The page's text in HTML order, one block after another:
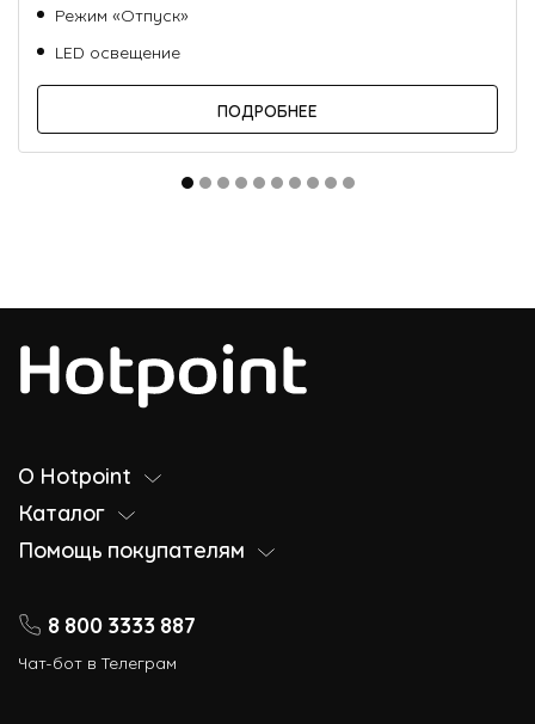
Режим «Отпуск»
LED освещение
ПОДРОБНЕЕ
О Hotpoint
Каталог
Помощь покупателям
8 800 3333 887
Чат-бот в Телеграм